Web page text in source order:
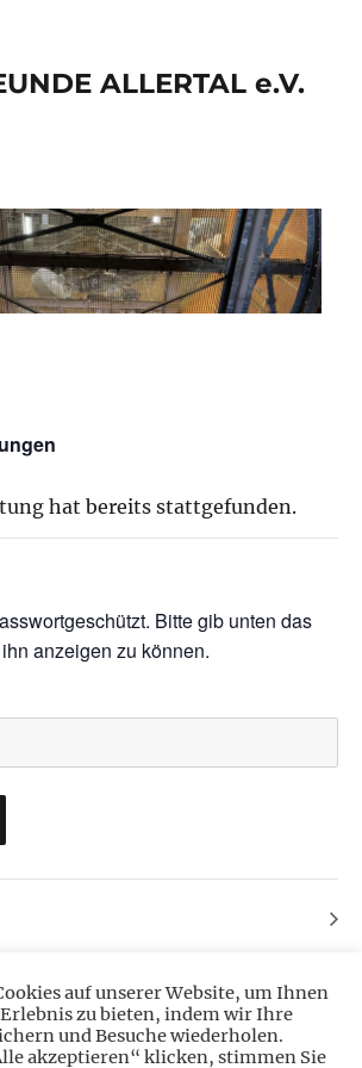
ALLERTAL e.V.
hat bereits stattgefunden.
Bitte gib unten das
anzeigen zu können.
auf unserer Website, um Ihnen
zu bieten, indem wir Ihre
und Besuche wiederholen.
akzeptieren“ klicken, stimmen Sie